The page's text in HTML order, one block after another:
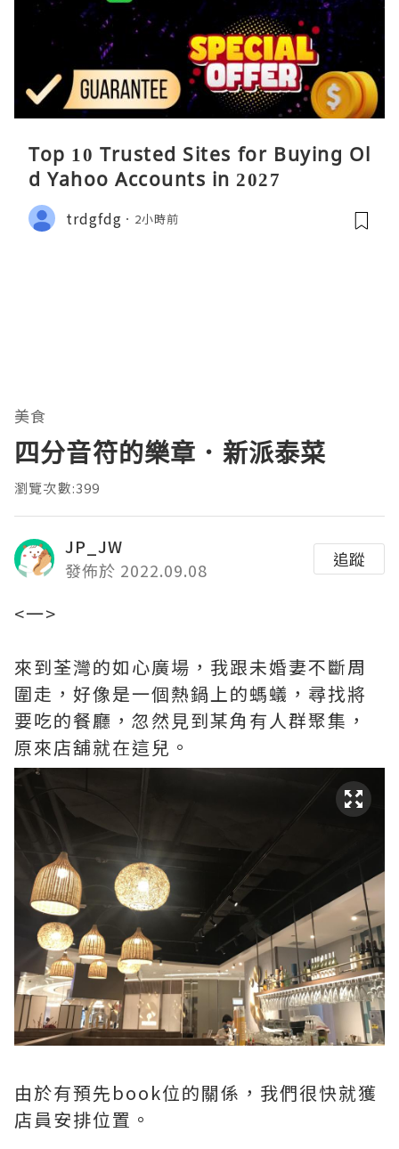
Top 10 Trusted Sites for Buying Ol
d Yahoo Accounts in 2027
trdgfdg 2小時前
美食
四分音符的樂章．新派泰菜
瀏覽次數:399
JP_JW
發佈於 2022.09.08
追蹤
<一>
來到荃灣的如心廣場，我跟未婚妻不斷周
圍走，好像是一個熱鍋上的螞蟻，尋找將
要吃的餐廳，忽然見到某角有人群聚集，
原來店舖就在這兒。
由於有預先book位的關係，我們很快就獲
店員安排位置。